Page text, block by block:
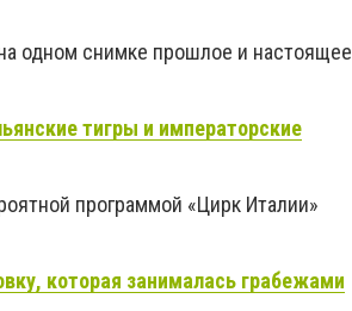
одном снимке прошлое и настоящее
тигры и императорские
программой «Цирк Италии»
которая занималась грабежами